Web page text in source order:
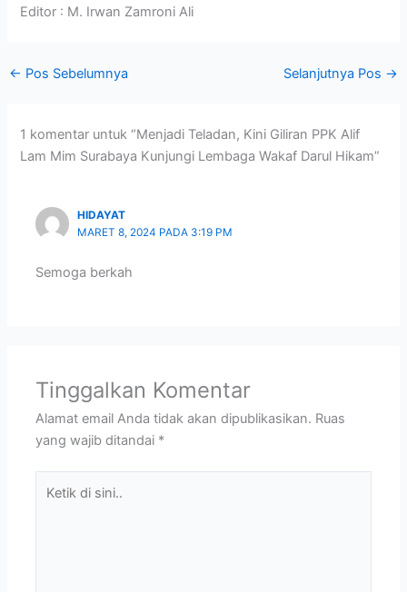
Editor : M. Irwan Zamroni Ali
← Pos Sebelumnya Selanjutnya Pos →
1 komentar untuk “Menjadi Teladan, Kini Giliran PPK Alif
Lam Mim Surabaya Kunjungi Lembaga Wakaf Darul Hikam”
HIDAYAT
MARET 8, 2024 PADA 3:19 PM
Semoga berkah
Tinggalkan Komentar
Alamat email Anda tidak akan dipublikasikan. Ruas
yang wajib ditandai *